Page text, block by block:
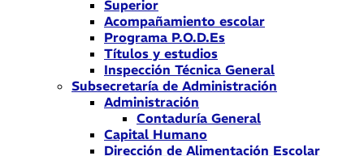
Superior
Acompañamiento escolar
Programa P.O.D.Es
Títulos y estudios
Inspección Técnica General
Subsecretaría de Administración
Administración
Contaduría General
Capital Humano
Dirección de Alimentación Escolar